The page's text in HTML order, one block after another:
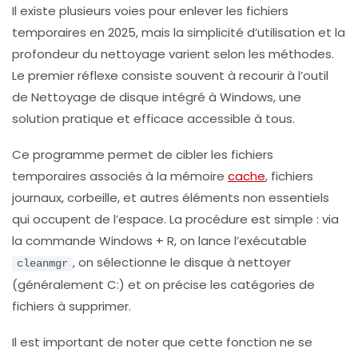
Il existe plusieurs voies pour enlever les fichiers
temporaires en 2025, mais la simplicité d’utilisation et la
profondeur du nettoyage varient selon les méthodes.
Le premier réflexe consiste souvent à recourir à l’outil
de Nettoyage de disque intégré à Windows, une
solution pratique et efficace accessible à tous.
Ce programme permet de cibler les fichiers
temporaires associés à la mémoire cache, fichiers
journaux, corbeille, et autres éléments non essentiels
qui occupent de l’espace. La procédure est simple : via
la commande Windows + R, on lance l’exécutable
cleanmgr , on sélectionne le disque à nettoyer
(généralement C:) et on précise les catégories de
fichiers à supprimer.
Il est important de noter que cette fonction ne se